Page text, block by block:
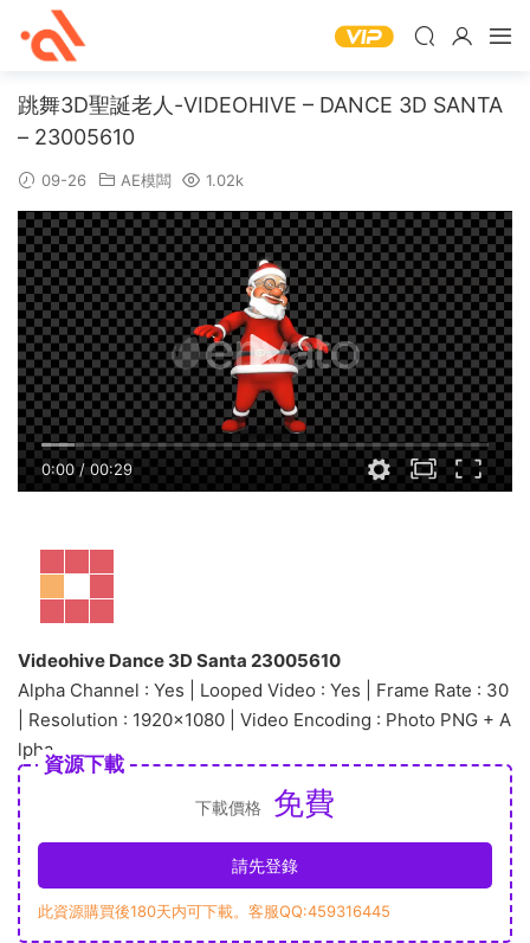
跳舞3D聖誕老人-VIDEOHIVE – DANCE 3D SANTA
– 23005610
09-26 AE模闆 1.02k
0:00/00:29
Videohive Dance 3D Santa 23005610
Alpha Channel : Yes | Looped Video : Yes | Frame Rate : 30
| Resolution : 1920×1080 | Video Encoding : Photo PNG + A
lpha
資源下載
下載價格 免費
請先登錄
此資源購買後180天内可下載。客服QQ:459316445